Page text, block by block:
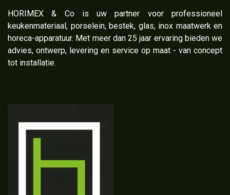
​HORIMEX & Co is uw partner voor professioneel
keukenmateriaal, porselein, bestek, glas, inox maatwerk en
horeca-apparatuur. Met meer dan 25 jaar ervaring bieden we
advies, ontwerp, levering en service op maat - van concept
tot installatie.